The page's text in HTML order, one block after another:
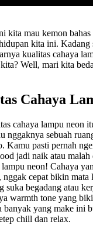
kita mau kemon bahas
kita ini. Kadang
kualitas cahaya
Well, mari kita
Cahaya
cahaya lampu neon
nggaknya sebuah
Kamu pasti pernah
jadi naik atau
neon! Cahaya
nggak cepat bikin
suka begadang atau
warmth tone yang
yang make ini
chill dan relax.